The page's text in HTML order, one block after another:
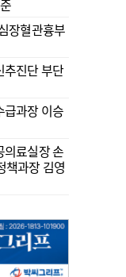
장혈관흉부
추진단 부단
급과장 이승
의료실장 손
책과장 김영